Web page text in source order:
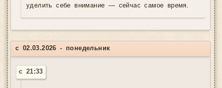
уделить себе внимание — сейчас самое время.
с 02.03.2026 - понедельник
с 21:33